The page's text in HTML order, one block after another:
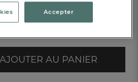
Disponible
AJOUTER AU PANIER
Accepter